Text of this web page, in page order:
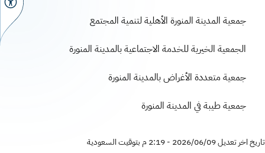
جمعية المدينة المنورة الأهلية لتنمية المجتمع
الجمعية الخيرية للخدمة الاجتماعية بالمدينة المنورة
جمعية متعددة الأغراض بالمدينة المنورة
جمعية طيبة في المدينة المنورة
تاريخ اخر تعديل 09‏/06‏/2026 - 2:19 م بتوقيت السعودية